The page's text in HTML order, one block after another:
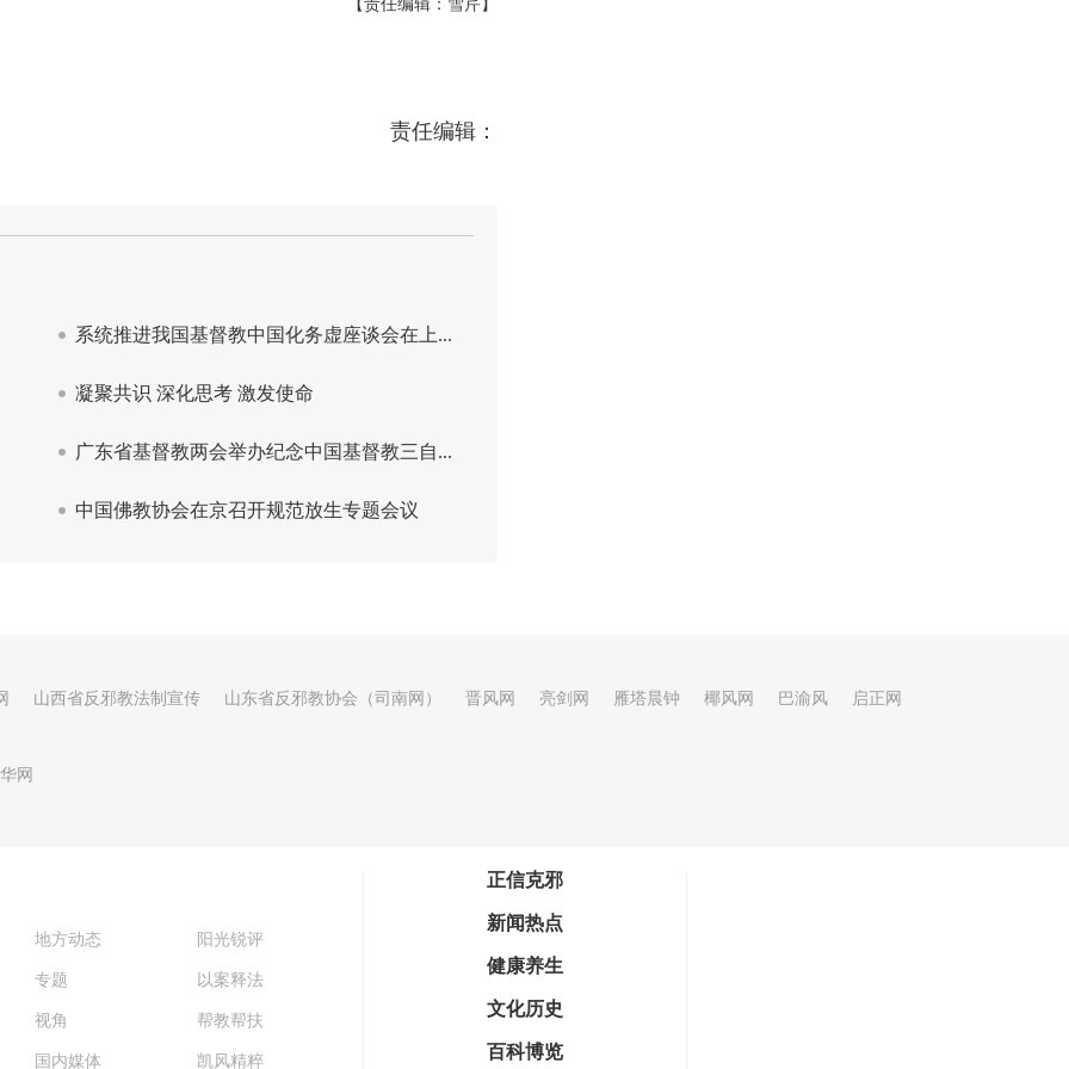
【责任编辑：雪芹】
责任编辑：
山西省反邪教法制宣传 山东省反邪教协会（司南网） 晋风网 亮剑网 雁塔晨钟 椰风网 巴渝风 启正网
网
地方动态 阳光锐评
专题 以案释法
视角 帮教帮扶
国内媒体 凯风精粹
正信克邪
新闻热点
健康养生
文化历史
百科博览